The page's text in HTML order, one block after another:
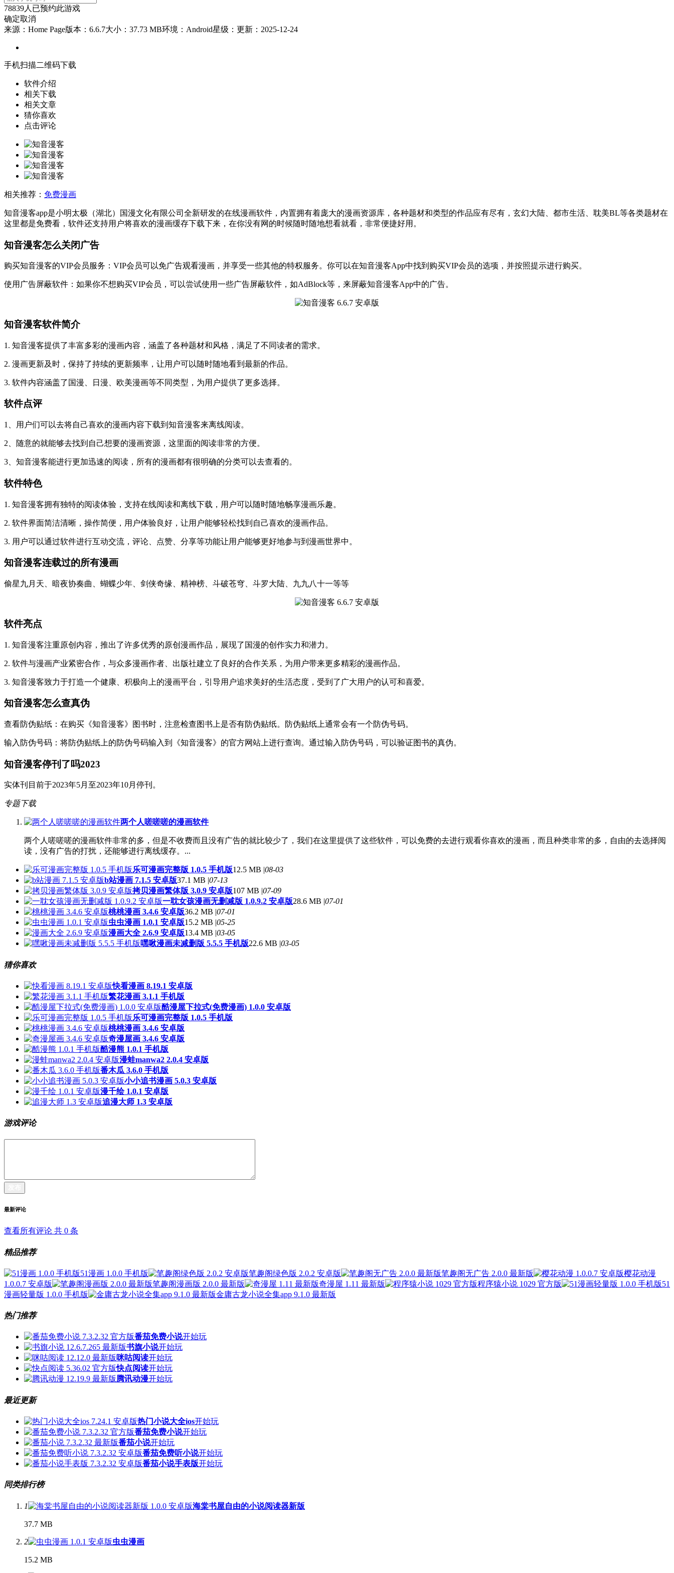
78839人已预约此游戏
确定取消
来源：Home Page版本：6.6.7大小：37.73 MB环境：Android星级： 更新：2025-12-24
手机扫描二维码下载
软件介绍
相关下载
相关文章
猜你喜欢
点击评论
相关推荐： 免费漫画
知音漫客app是小明太极（湖北）国漫文化有限公司全新研发的在线漫画软件，内置拥有着庞大的漫画资源库，各种题材和类型的作品应有尽有，玄幻大陆、都市生活、耽美BL等各类题材在
这里都是免费看，软件还支持用户将喜欢的漫画缓存下载下来，在你没有网的时候随时随地想看就看，非常便捷好用。
知音漫客怎么关闭广告
购买知音漫客的VIP会员服务：VIP会员可以免广告观看漫画，并享受一些其他的特权服务。你可以在知音漫客App中找到购买VIP会员的选项，并按照提示进行购买。
使用广告屏蔽软件：如果你不想购买VIP会员，可以尝试使用一些广告屏蔽软件，如AdBlock等，来屏蔽知音漫客App中的广告。
知音漫客软件简介
1. 知音漫客提供了丰富多彩的漫画内容，涵盖了各种题材和风格，满足了不同读者的需求。
2. 漫画更新及时，保持了持续的更新频率，让用户可以随时随地看到最新的作品。
3. 软件内容涵盖了国漫、日漫、欧美漫画等不同类型，为用户提供了更多选择。
软件点评
1、用户们可以去将自己喜欢的漫画内容下载到知音漫客来离线阅读。
2、随意的就能够去找到自己想要的漫画资源，这里面的阅读非常的方便。
3、知音漫客能进行更加迅速的阅读，所有的漫画都有很明确的分类可以去查看的。
软件特色
1. 知音漫客拥有独特的阅读体验，支持在线阅读和离线下载，用户可以随时随地畅享漫画乐趣。
2. 软件界面简洁清晰，操作简便，用户体验良好，让用户能够轻松找到自己喜欢的漫画作品。
3. 用户可以通过软件进行互动交流，评论、点赞、分享等功能让用户能够更好地参与到漫画世界中。
知音漫客连载过的所有漫画
偷星九月天、暗夜协奏曲、蝴蝶少年、剑侠奇缘、精神榜、斗破苍穹、斗罗大陆、九九八十一等等
软件亮点
1. 知音漫客注重原创内容，推出了许多优秀的原创漫画作品，展现了国漫的创作实力和潜力。
2. 软件与漫画产业紧密合作，与众多漫画作者、出版社建立了良好的合作关系，为用户带来更多精彩的漫画作品。
3. 知音漫客致力于打造一个健康、积极向上的漫画平台，引导用户追求美好的生活态度，受到了广大用户的认可和喜爱。
知音漫客怎么查真伪
‌查看防伪贴纸‌：在购买《知音漫客》图书时，注意检查图书上是否有防伪贴纸。防伪贴纸上通常会有一个防伪号码。
‌输入防伪号码‌：将防伪贴纸上的防伪号码输入到《知音漫客》的官方网站上进行查询。通过输入防伪号码，可以验证图书的真伪。
知音漫客停刊了吗2023
实体刊目前于2023年5月至2023年10月停刊。
专题下载
两个人嗟嗟嗟的漫画软件
两个人嗟嗟嗟的漫画软件非常的多，但是不收费而且没有广告的就比较少了，我们在这里提供了这些软件，可以免费的去进行观看你喜欢的漫画，而且种类非常的多，自由的去选择阅
读，没有广告的打扰，还能够进行离线缓存。...
乐可漫画完整版 1.0.5 手机版12.5 MB |08-03
b站漫画 7.1.5 安卓版37.1 MB |07-13
拷贝漫画繁体版 3.0.9 安卓版107 MB |07-09
一耽女孩漫画无删减版 1.0.9.2 安卓版28.6 MB |07-01
桃桃漫画 3.4.6 安卓版36.2 MB |07-01
虫虫漫画 1.0.1 安卓版15.2 MB |05-25
漫画大全 2.6.9 安卓版13.4 MB |03-05
嘿啾漫画未减删版 5.5.5 手机版22.6 MB |03-05
猜你喜欢
快看漫画 8.19.1 安卓版
繁花漫画 3.1.1 手机版
酷漫屋下拉式(免费漫画) 1.0.0 安卓版
乐可漫画完整版 1.0.5 手机版
桃桃漫画 3.4.6 安卓版
奇漫屋画 3.4.6 安卓版
酷漫熊 1.0.1 手机版
漫蛙manwa2 2.0.4 安卓版
番木瓜 3.6.0 手机版
小小追书漫画 5.0.3 安卓版
漫千绘 1.0.1 安卓版
追漫大师 1.3 安卓版
游戏评论
最新评论
查看所有评论 共 0 条
精品推荐
51漫画 1.0.0 手机版 笔趣阁绿色版 2.0.2 安卓版 笔趣阁无广告 2.0.0 最新版
樱花动漫
1.0.0.7 安卓版
笔趣阁漫画版 2.0.0 最新版 奇漫屋 1.11 最新版 程序猿小说 1029 官方版
51
漫画轻量版 1.0.0 手机版
金庸古龙小说全集app 9.1.0 最新版
热门推荐
番茄免费小说开始玩
书旗小说开始玩
咪咕阅读开始玩
快点阅读开始玩
腾讯动漫开始玩
最近更新
热门小说大全ios开始玩
番茄免费小说开始玩
番茄小说开始玩
番茄免费听小说开始玩
番茄小说手表版开始玩
同类排行榜
1 海棠书屋自由的小说阅读器新版
37.7 MB
2 虫虫漫画
15.2 MB